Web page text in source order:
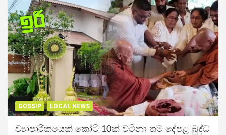
GOSSIP LOCAL NEWS
ව්‍යාපාරිකයෙක් කෝටි 10ක් වටිනා තම දේපළ බුද්ධ